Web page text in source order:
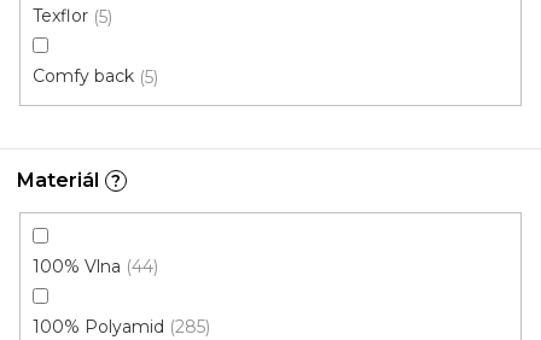
Texflor 5
Comfy back 5
Materiál ?
100% Vlna 44
100% Polyamid 285